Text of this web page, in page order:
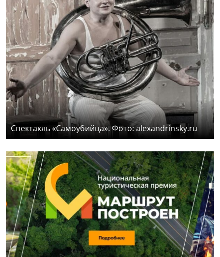
Спектакль «Самоубийца». Фото: alexandrinsky.ru